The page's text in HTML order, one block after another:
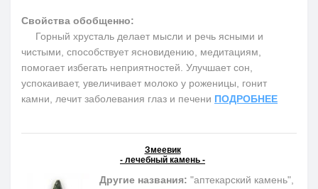
Свойства обобщенно:
Горный хрусталь делает мысли и речь ясными и
чистыми, способствует ясновидению, медитациям,
помогает избегать неприятностей. Улучшает сон,
успокаивает, увеличивает молоко у роженицы, гонит
камни, лечит заболевания глаз и печени ПОДРОБНЕЕ
Змеевик
- лечебный камень -
Другие названия: "аптекарский камень",